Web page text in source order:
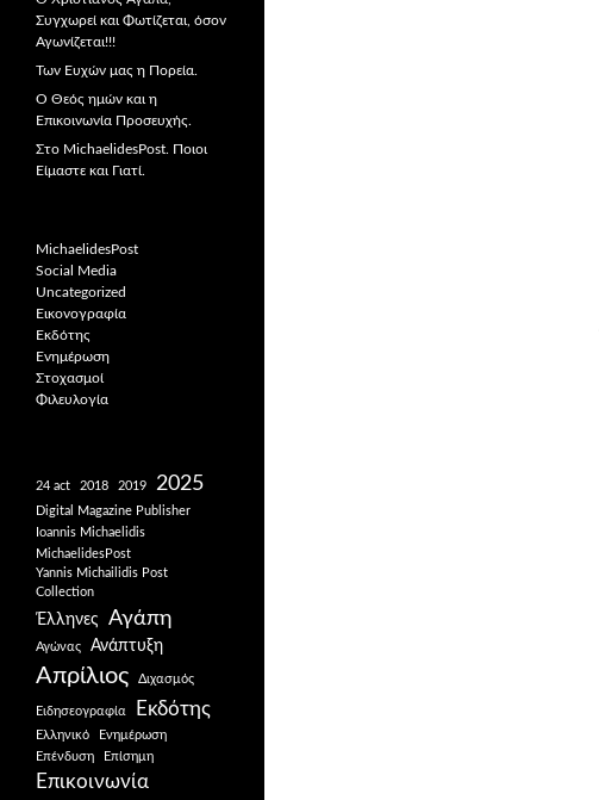
Συγχωρεί και Φωτίζεται, όσον
Αγωνίζεται!!!
Των Ευχών μας η Πορεία.
Ο Θεός ημών και η
Επικοινωνία Προσευχής.
Στο MichaelidesPost. Ποιοι
Είμαστε και Γιατί.
MichaelidesPost
Social Media
Uncategorized
Εικονογραφία
Εκδότης
Ενημέρωση
Στοχασμοί
Φιλευλογία
24 act 2018 2019 2025
Digital Magazine Publisher
Ioannis Michaelidis
MichaelidesPost
Yannis Michailidis Post
Collection
Έλληνες Αγάπη
Αγώνας Ανάπτυξη
Απρίλιος Διχασμός
Ειδησεογραφία Εκδότης
Ελληνικό
Ενημέρωση
Επένδυση
Επίσημη
Επικοινωνία